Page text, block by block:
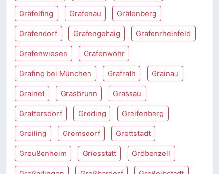
Gräfelfing Grafenau Gräfenberg
Gräfendorf Grafengehaig Grafenrheinfeld
Grafenwiesen Grafenwöhr
Grafing bei München Grafrath Grainau
Grainet Grasbrunn Grassau
Grattersdorf Greding Greifenberg
Greiling Gremsdorf Grettstadt
Greußenheim Griesstätt Gröbenzell